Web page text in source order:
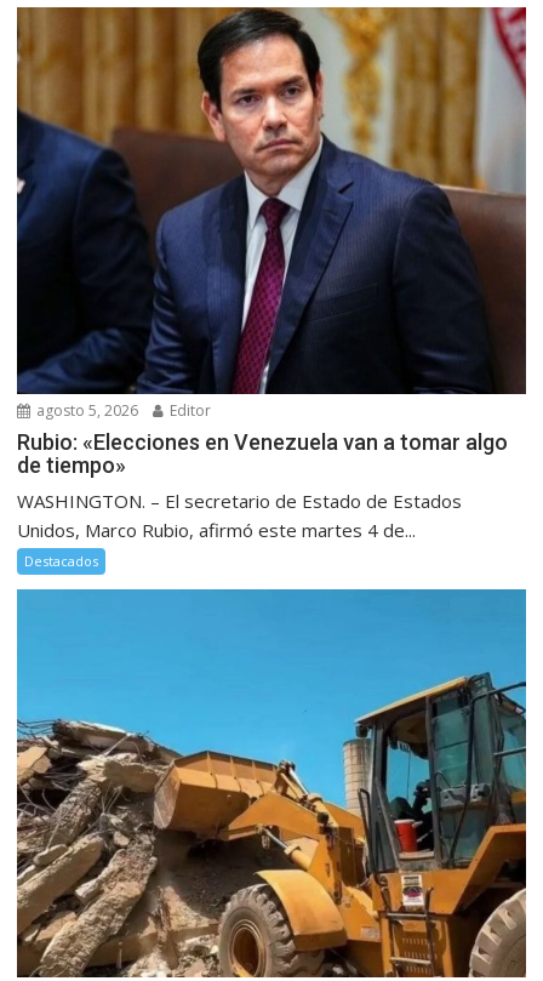
agosto 5, 2026 Editor
Rubio: «Elecciones en Venezuela van a tomar algo
de tiempo»
WASHINGTON. – El secretario de Estado de Estados
Unidos, Marco Rubio, afirmó este martes 4 de...
Destacados